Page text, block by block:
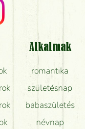
van?
a csokor?
boltban?
Alkalmak
romantika
születésnap
babaszületés
névnap